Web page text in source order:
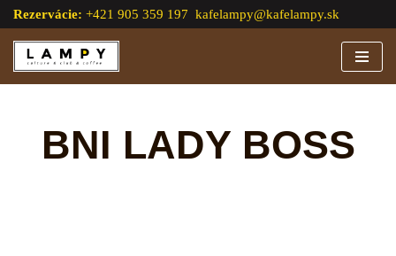
Preskočiť
na
Rezervácie: +421 905 359 197 kafelampy@kafelampy.sk
BNI LADY BOSS